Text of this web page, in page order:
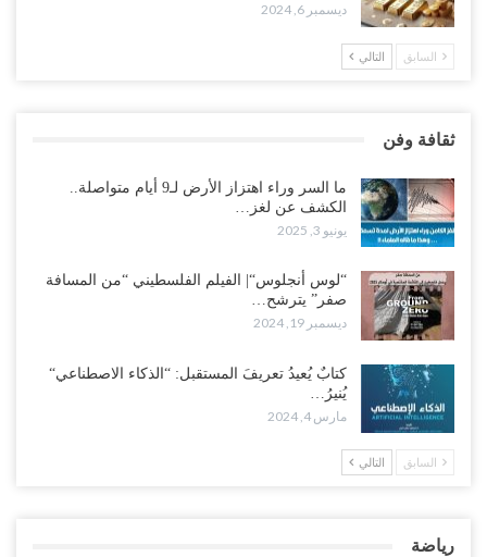
ديسمبر 6, 2024
السابق التالي
ثقافة وفن
ما السر وراء اهتزاز الأرض لـ9 أيام متواصلة..
الكشف عن لغز…
يونيو 3, 2025
“لوس أنجلوس“| الفيلم الفلسطيني “من المسافة
صفر” يترشح…
ديسمبر 19, 2024
كتابٌ يُعيدُ تعريفَ المستقبل: “الذكاء الاصطناعي“
يُنيرُ…
مارس 4, 2024
السابق التالي
رياضة